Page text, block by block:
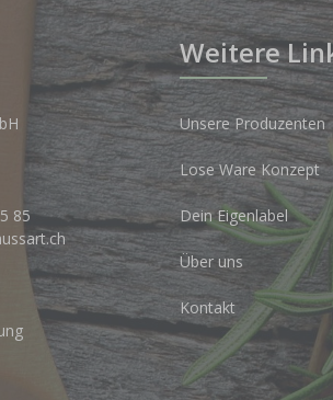
85
Weitere
Unsere Produzenten
Lose Ware Konzept
Dein Eigenlabel
Über uns
Kontakt